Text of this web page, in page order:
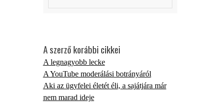
A szerző korábbi cikkei
A legnagyobb lecke
A YouTube moderálási botrányáról
Aki az ügyfelei életét éli, a sajátjára már
nem marad ideje